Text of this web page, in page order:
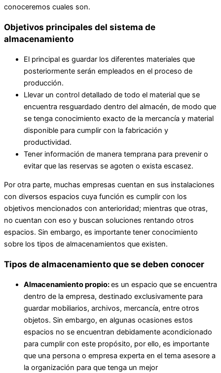
conoceremos cuales son.
Objetivos principales del sistema de
almacenamiento
El principal es guardar los diferentes materiales que
posteriormente serán empleados en el proceso de
producción.
Llevar un control detallado de todo el material que se
encuentra resguardado dentro del almacén, de modo que
se tenga conocimiento exacto de la mercancía y material
disponible para cumplir con la fabricación y
productividad.
Tener información de manera temprana para prevenir o
evitar que las reservas se agoten o exista escasez.
Por otra parte, muchas empresas cuentan en sus instalaciones
con diversos espacios cuya función es cumplir con los
objetivos mencionados con anterioridad; mientras que otras,
no cuentan con eso y buscan soluciones rentando otros
espacios. Sin embargo, es importante tener conocimiento
sobre los tipos de almacenamientos que existen.
Tipos de almacenamiento que se deben conocer
Almacenamiento propio:es un espacio que se encuentra
dentro de la empresa, destinado exclusivamente para
guardar mobiliarios, archivos, mercancía, entre otros
objetos. Sin embargo, en algunas ocasiones estos
espacios no se encuentran debidamente acondicionado
para cumplir con este propósito, por ello, es importante
que una persona o empresa experta en el tema asesore a
la organización para que tenga un mejor